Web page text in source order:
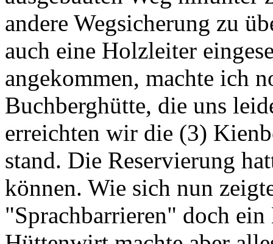
andere Wegsicherung zu
auch eine Holzleiter
angekommen, machte ich
Buchberghütte, die uns
erreichten wir die (3)
stand. Die Reservierung
können. Wie sich nun
"Sprachbarrieren" doch